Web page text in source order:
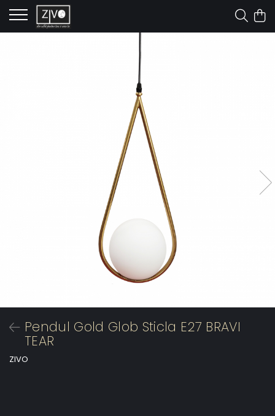
Pendul Gold Glob Sticla E27 BRAVI
TEAR
ZIVO